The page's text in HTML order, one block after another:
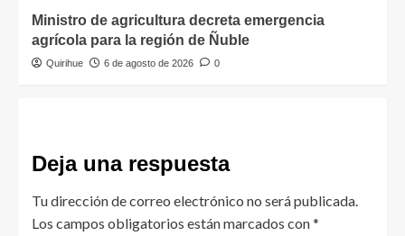
Ministro de agricultura decreta emergencia
agrícola para la región de Ñuble
Quirihue 6 de agosto de 2026 0
Deja una respuesta
Tu dirección de correo electrónico no será publicada.
Los campos obligatorios están marcados con*